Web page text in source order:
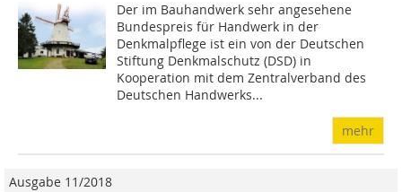
Der im Bauhandwerk sehr angesehene
Bundespreis für Handwerk in der
Denkmalpflege ist ein von der Deutschen
Stiftung Denkmalschutz (DSD) in
Kooperation mit dem Zentralverband des
Deutschen Handwerks...
mehr
Ausgabe 11/2018